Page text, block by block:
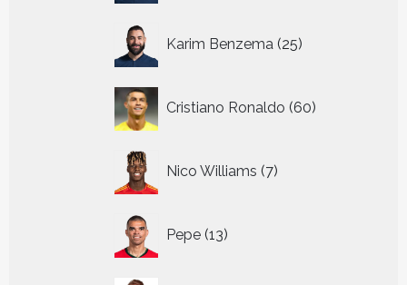
Karim Benzema 25
producten
Cristiano Ronaldo 60
producten
Nico Williams 7
producten
Pepe 13
producten